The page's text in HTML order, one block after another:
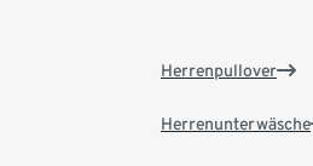
Herrenpullover
Herrenunterwäsche